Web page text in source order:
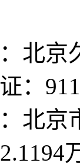
北京
：
北京